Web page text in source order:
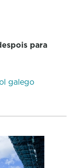
para
galego